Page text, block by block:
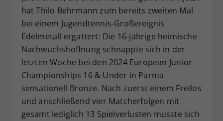
hat Thilo Behrmann zum bereits zweiten Mal
bei einem Jugendtennis-Großereignis
Edelmetall ergattert: Die 16-jährige heimische
Nachwuchshoffnung schnappte sich in der
letzten Woche bei den 2024 European Junior
Championships 16 & Under in Parma
sensationell Bronze. Nach zuerst einem Freilos
und anschließend vier Matcherfolgen mit
gesamt lediglich 13 Spielverlusten musste sich
Zweck
Dieser Wert speichert Ihre Consent-
Einstellungen. Unter anderem eine
zufällig generierte ID, für die
historische Speicherung Ihrer
vorgenommen Einstellungen, falls der
Webseiten-Betreiber dies eingestellt
hat.